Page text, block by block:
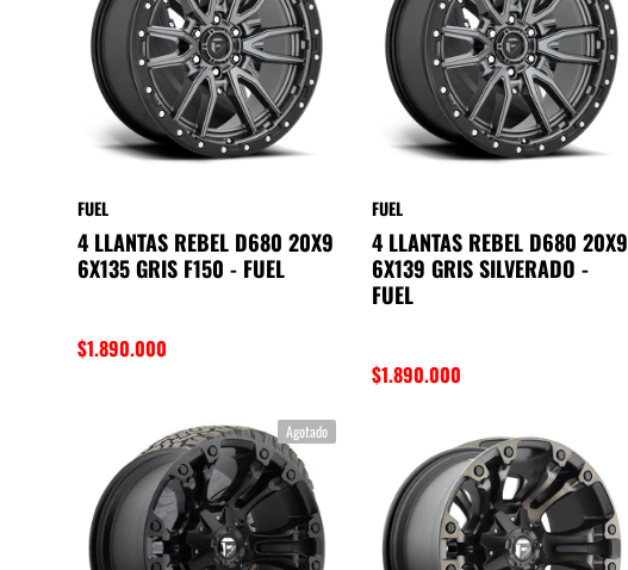
FUEL
4 LLANTAS REBEL D680 20X9
6X135 GRIS F150 - FUEL
$1.890.000
FUEL
4 LLANTAS REBEL D680 20X9
6X139 GRIS SILVERADO -
FUEL
$1.890.000
Agotado